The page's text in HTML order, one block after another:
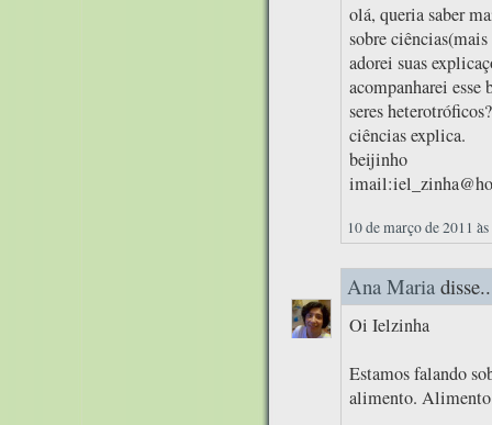
olá, queria saber
sobre
adorei suas
acompanharei
seres
ciências explica.
beijinho
10 de março de 2011
Ana Maria
Oi Ielzinha
Estamos falando
alimento. Alimento